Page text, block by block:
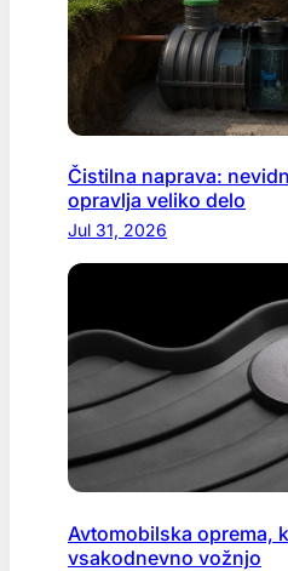
Čistilna naprava:
opravlja veliko delo
Jul 31, 2026
Avtomobilska oprema,
vsakodnevno vožnjo